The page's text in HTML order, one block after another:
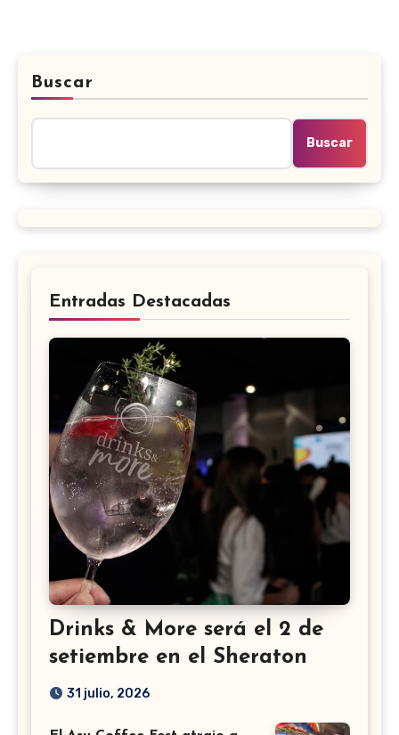
Buscar
Buscar
Entradas Destacadas
Drinks & More será el 2 de
setiembre en el Sheraton
31 julio, 2026